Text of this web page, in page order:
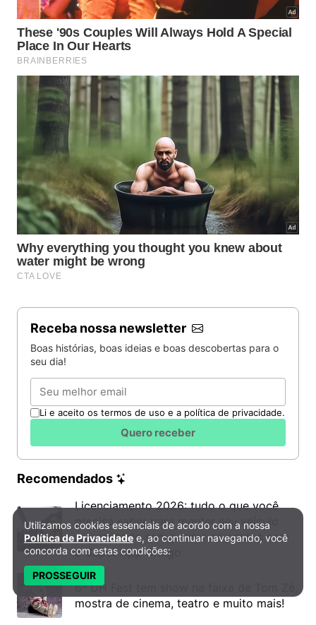
Receba nossa newsletter
Boas histórias, boas ideias e boas descobertas para o
seu dia!
Email
Li e aceito os termos de uso e a política de privacidade.
Quero receber
Recomendados
Licenciamento 2026: tudo o que você
precisa saber para manter seu veículo
regularizado sem perder os prazos com
o Super App Gringo
6º DH Fest tem show na faixa de Tom Zé,
mostra de cinema, teatro e muito mais!
Política de Privacidade e Cookies
Utilizamos cookies essenciais de acordo com a nossa
Política de Privacidade e, ao continuar navegando, você
concorda com estas condições:
PROSSEGUIR